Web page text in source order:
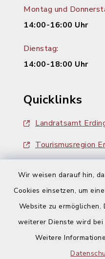
Wir weisen darauf hin,
Cookies einsetzen, um
Website zu ermöglichen.
weiterer Dienste wird
Weitere
Montag und
14:00-16:00 Uhr
Dienstag:
14:00-18:00 Uhr
Quicklinks
Landratsamt
Tourismusregion